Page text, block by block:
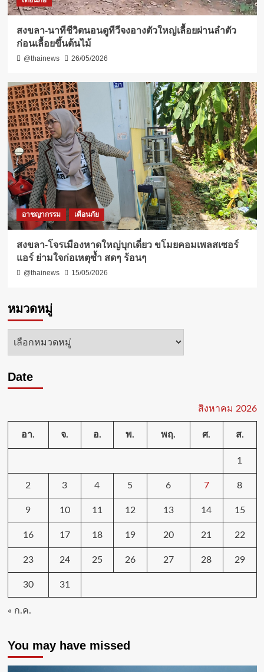
สงขลา-นาทีชีวิตนอนดูทีวีจงอางตัวใหญ่เลื้อยผ่านลำตัว
ก่อนเลื้อยขึ้นต้นไม้
@thainews 26/05/2026
อาชญากรรม เตือนภัย
สงขลา-โจรเมืองหาดใหญ่บุกเดี่ยว ขโมยคอมเพลสเซอร์
แอร์ ย่ามใจก่อเหตุซ้ำ สดๆ ร้อนๆ
@thainews 15/05/2026
หมวดหมู่
หมวด
Date
สิงหาคม 2026
อา. จ. อ. พ. พฤ. ศ. ส.
1
2 3 4 5 6 7 8
9 10 11 12 13 14 15
16 17 18 19 20 21 22
23 24 25 26 27 28 29
30 31
« ก.ค.
You may have missed